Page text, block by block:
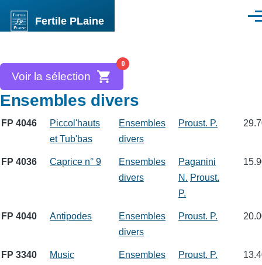
Fertile PLaine
0
Voir la sélection
Ensembles divers
FP 4046
Piccol'hauts
et Tub'bas
Ensembles
divers
Proust. P.
FP 4036 Caprice n° 9
Ensembles
divers
Paganini
N. Proust.
P.
FP 4040 Antipodes
Ensembles
divers
Proust. P.
FP 3340
Music
Ensembles
Proust. P.